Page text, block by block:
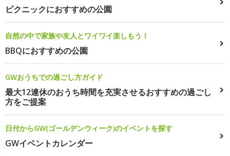
ピクニックにおすすめの公園
自然の中で家族や友人とワイワイ楽しもう！
BBQにおすすめの公園
GWおうちでの過ごし方ガイド
最大12連休のおうち時間を充実させるおすすめの過ごし
方をご提案
日付からGW(ゴールデンウィーク)のイベントを探す
GWイベントカレンダー